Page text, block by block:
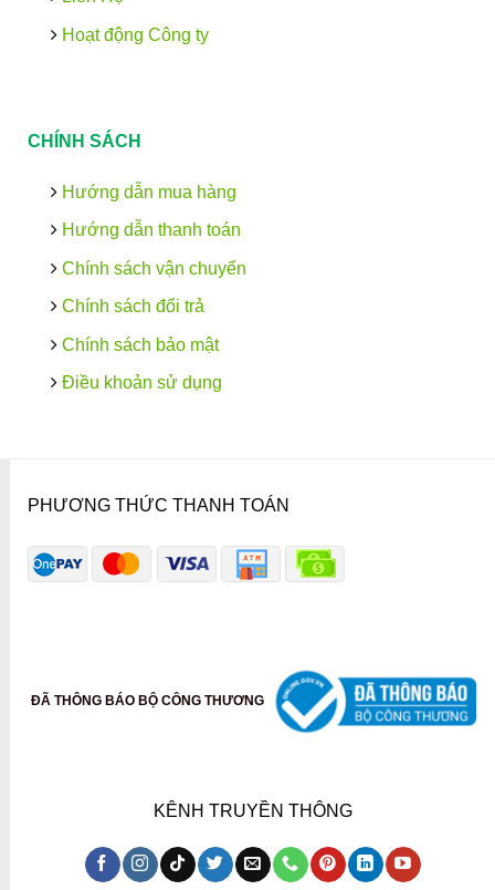
Hoạt động Công ty
CHÍNH SÁCH
Hướng dẫn mua hàng
Hướng dẫn thanh toán
Chính sách vận chuyển
Chính sách đổi trả
Chính sách bảo mật
Điều khoản sử dụng
PHƯƠNG THỨC THANH TOÁN
ĐÃ THÔNG BÁO BỘ CÔNG THƯƠNG
KÊNH TRUYỀN THÔNG